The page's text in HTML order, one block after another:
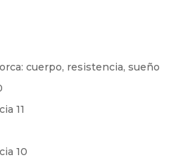
cuerpo, resistencia, sueño
11
10